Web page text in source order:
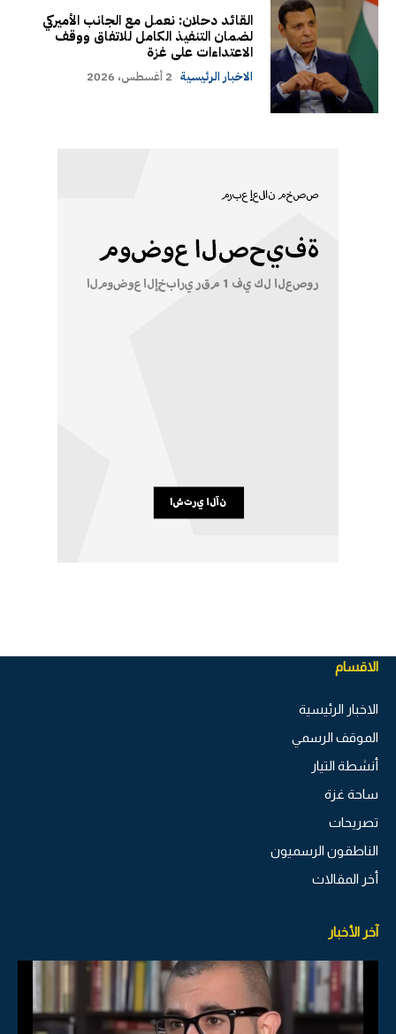
القائد دحلان: نعمل مع الجانب الأميركي
لضمان التنفيذ الكامل للاتفاق ووقف
الاعتداءات على غزة
الاخبار الرئيسية 2 أغسطس، 2026
الاقسام
الاخبار الرئيسية
الموقف الرسمي
أنشطة التيار
ساحة غزة
تصريحات
الناطقون الرسميون
أخر المقالات
آخر الأخبار